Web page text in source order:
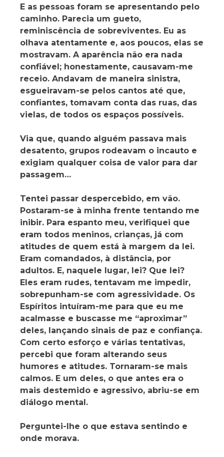
E as pessoas foram se apresentando pelo
caminho. Parecia um gueto,
reminiscência de sobreviventes. Eu as
olhava atentamente e, aos poucos, elas se
mostravam. A aparência não era nada
confiável; honestamente, causavam-me
receio. Andavam de maneira sinistra,
esgueiravam-se pelos cantos até que,
confiantes, tomavam conta das ruas, das
vielas, de todos os espaços possíveis.
Via que, quando alguém passava mais
desatento, grupos rodeavam o incauto e
exigiam qualquer coisa de valor para dar
passagem…
Tentei passar despercebido, em vão.
Postaram-se à minha frente tentando me
inibir. Para espanto meu, verifiquei que
eram todos meninos, crianças, já com
atitudes de quem está à margem da lei.
Eram comandados, à distância, por
adultos. E, naquele lugar, lei? Que lei?
Eles eram rudes, tentavam me impedir,
sobrepunham-se com agressividade. Os
Espíritos intuíram-me para que eu me
acalmasse e buscasse me “aproximar”
deles, lançando sinais de paz e confiança.
Com certo esforço e várias tentativas,
percebi que foram alterando seus
humores e atitudes. Tornaram-se mais
calmos. E um deles, o que antes era o
mais destemido e agressivo, abriu-se em
diálogo mental.
Perguntei-lhe o que estava sentindo e
onde morava.